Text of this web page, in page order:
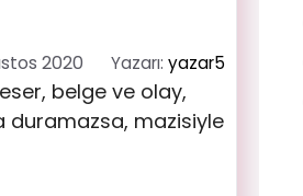
2020 Yazarı: yazar5
belge ve olay,
duramazsa, mazisiyle